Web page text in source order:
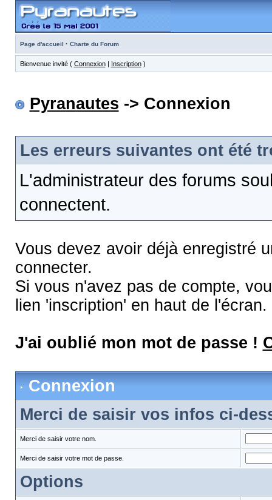
Page d'accueil · Charte du Forum
Bienvenue invité ( Connexion| Inscription)
Pyranautes -> Connexion
Les erreurs suivantes ont été
L'administrateur des forums
connectent.
Vous devez avoir déjà enregistré
connecter.
Si vous n'avez pas de compte,
lien 'inscription' en haut de l'écran.
J'ai oublié mon mot de passe !
Connexion
Merci de saisir vos infos ci-
Merci de saisir votre nom.
Merci de saisir votre mot de passe.
Options